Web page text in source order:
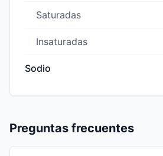
Saturadas
Insaturadas
Sodio
Preguntas frecuentes